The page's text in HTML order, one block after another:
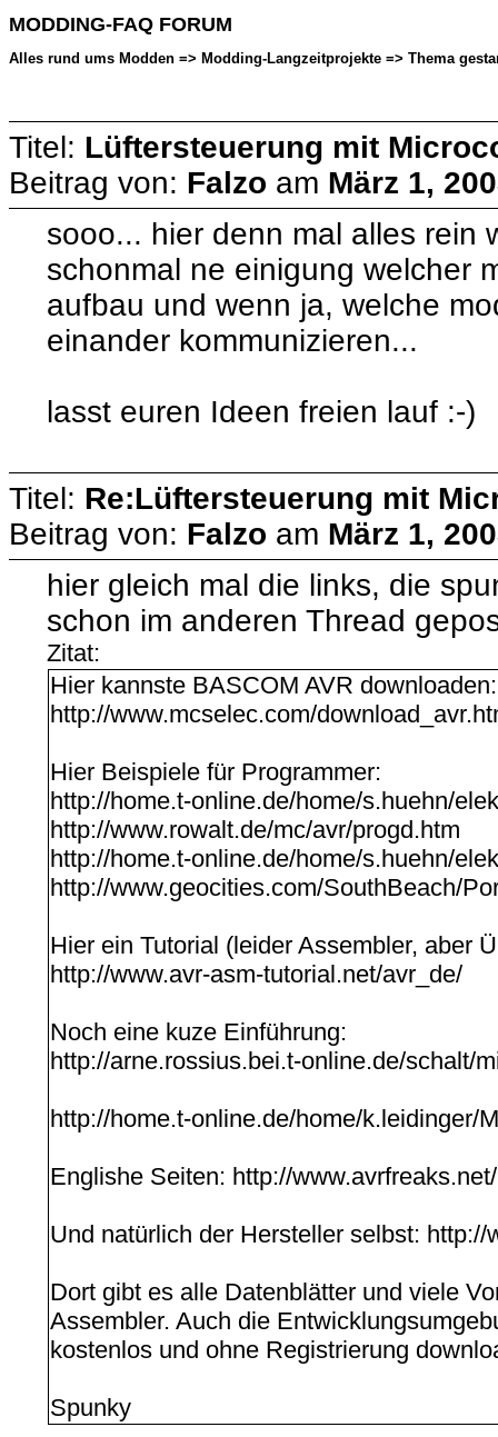
MODDING-FAQ FORUM
Alles rund ums Modden => Modding-Langzeitprojekte => Thema
Titel: Lüftersteuerung mit
Beitrag von: Falzo am März 1,
sooo... hier denn mal alles rein
schonmal ne einigung welcher
aufbau und wenn ja, welche
einander kommunizieren...
lasst euren Ideen freien lauf :-)
Titel: Re:Lüftersteuerung mit
Beitrag von: Falzo am März 1,
hier gleich mal die links, die
schon im anderen Thread
Zitat:
Hier kannste BASCOM AVR
http://www.mcselec.com/
Hier Beispiele für Programmer:
http://home.t-online.de/home/s.huehn/
http://www.rowalt.de/mc/avr/progd.htm
http://home.t-online.de/home/s.huehn/
http://www.geocities.com/SouthBeach/
Hier ein Tutorial (leider Assembler, aber
http://www.avr-asm-tutorial.net/avr_de/
Noch eine kuze Einführung:
http://arne.rossius.bei.t-online.de/schalt/
http://home.t-online.de/home/k.leidinger/
Englishe Seiten: http://www.avrfreaks.net/
Und natürlich der Hersteller selbst:
Dort gibt es alle Datenblätter und viele
Assembler. Auch die
kostenlos und ohne Registrierung
Spunky